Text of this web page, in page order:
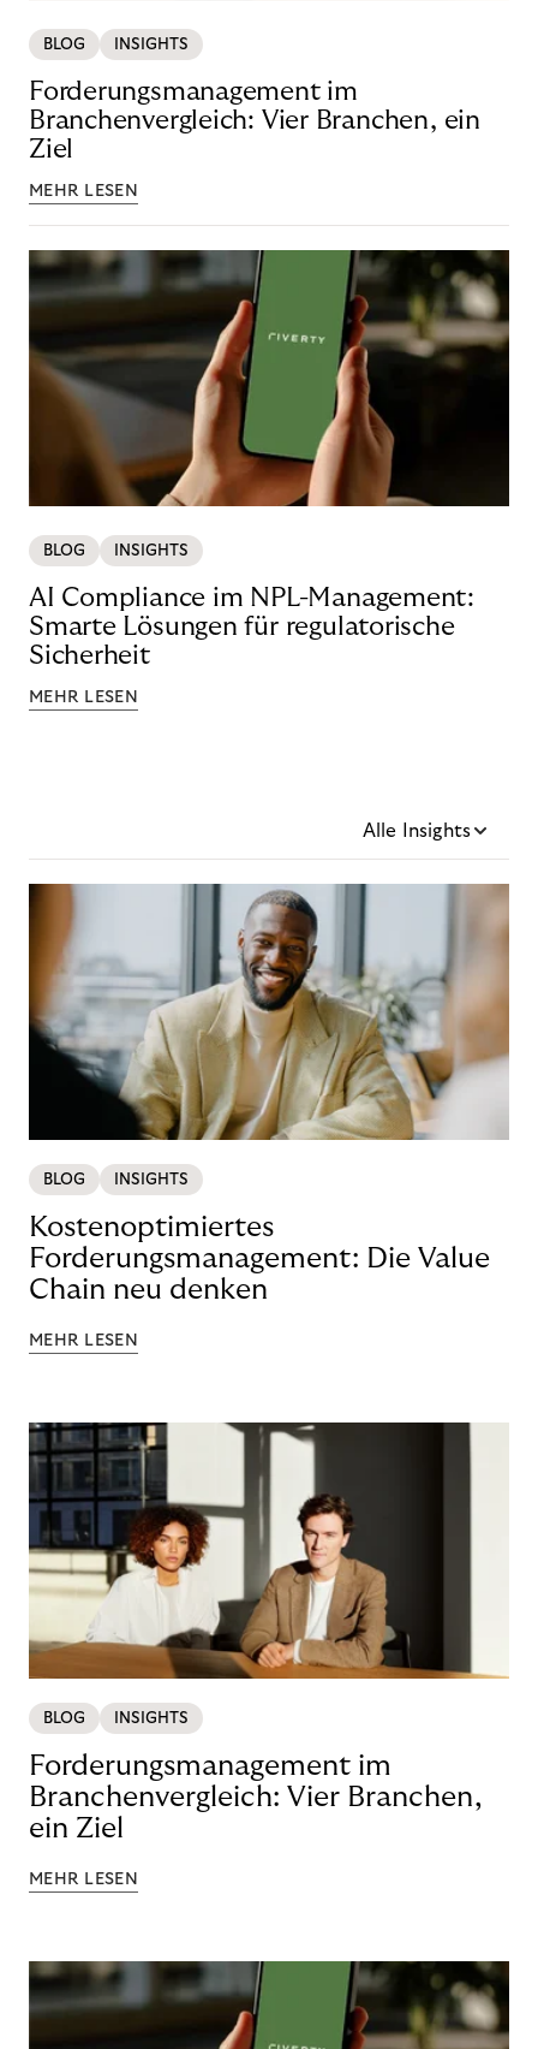
BLOG INSIGHTS
Forderungsmanagement im
Branchenvergleich: Vier Branchen, ein
Ziel
MEHR LESEN
BLOG INSIGHTS
AI Compliance im NPL-Management:
Smarte Lösungen für regulatorische
Sicherheit
MEHR LESEN
Alle Insights
BLOG INSIGHTS
Kostenoptimiertes
Forderungsmanagement: Die Value
Chain neu denken
MEHR LESEN
BLOG INSIGHTS
Forderungsmanagement im
Branchenvergleich: Vier Branchen,
ein Ziel
MEHR LESEN